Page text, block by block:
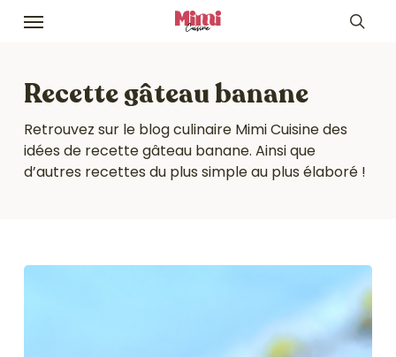
Skip
content
Menu
Recette gâteau banane
Retrouvez sur le blog culinaire Mimi Cuisine des
idées de recette gâteau banane. Ainsi que
d’autres recettes du plus simple au plus élaboré !